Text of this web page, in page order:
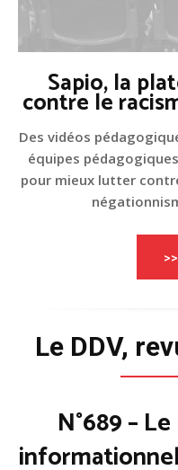
Sapio, la
contre le
Des vidéos
équipes
pour mieux lutter
Le DDV,
N°689 –